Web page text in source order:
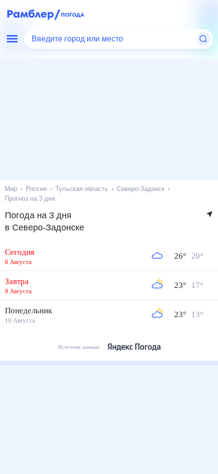
Введите город или место
Мир Россия Тульская область
Северо-Задонск
Прогноз на 3 дня
Погода на 3 дня
в Северо-Задонске
Сегодня
8 Августа
26° 20°
Завтра
9 Августа
23° 17°
Понедельник
10 Августа
23° 13°
Источник данных